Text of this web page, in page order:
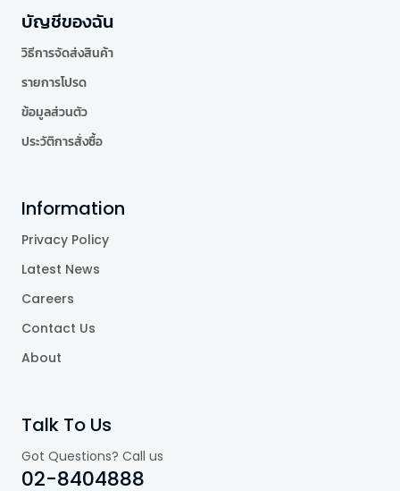
บัญชีของฉัน
วิธีการจัดส่งสินค้า
รายการโปรด
ข้อมูลส่วนตัว
ประวัติการสั่งซื้อ
Information
Privacy Policy
Latest News
Careers
Contact Us
About
Talk To Us
Got Questions? Call us
02-8404888